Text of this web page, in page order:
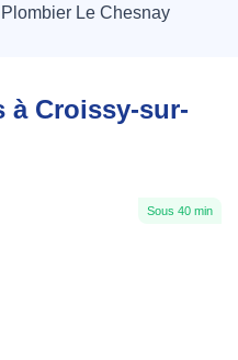
Plombier Le Chesnay
à Croissy-sur-
Sous 40 min